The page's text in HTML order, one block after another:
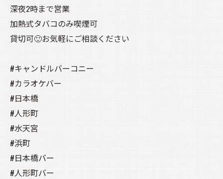
深夜2時まで営業
加熱式タバコのみ喫煙可
貸切可🙂お気軽にご相談ください
#キャンドルバーコニー
#カラオケバー
#日本橋
#人形町
#水天宮
#浜町
#日本橋バー
#人形町バー